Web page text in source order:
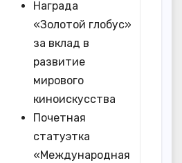
Награда
«Золотой глобус»
за вклад в
развитие
мирового
киноискусства
Почетная
статуэтка
«Международная